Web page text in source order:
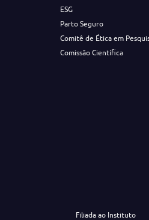
ESG
Parto Seguro
Comitê de Ética em
Comissão Científica
Filiada ao Instituto